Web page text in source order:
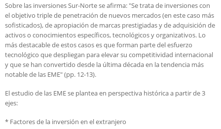
Sobre las inversiones Sur-Norte se afirma: "Se trata de inversiones con
el objetivo triple de penetración de nuevos mercados (en este caso más
sofisticados), de apropiación de marcas prestigiadas y de adquisición de
activos o conocimientos específicos, tecnológicos y organizativos. Lo
más destacable de estos casos es que forman parte del esfuerzo
tecnológico que despliegan para elevar su competitividad internacional
y que se han convertido desde la última década en la tendencia más
notable de las EME" (pp. 12-13).
El estudio de las EME se plantea en perspectiva histórica a partir de 3
ejes:
* Factores de la inversión en el extranjero